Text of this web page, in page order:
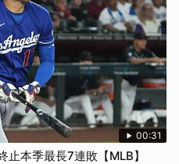
00:31
本季最長7連敗【MLB】